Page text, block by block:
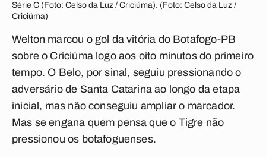
Série C (Foto: Celso da Luz / Criciúma). (Foto: Celso da Luz /
Criciúma)
Welton marcou o gol da vitória do Botafogo-PB
sobre o Criciúma logo aos oito minutos do primeiro
tempo. O Belo, por sinal, seguiu pressionando o
adversário de Santa Catarina ao longo da etapa
inicial, mas não conseguiu ampliar o marcador.
Mas se engana quem pensa que o Tigre não
pressionou os botafoguenses.